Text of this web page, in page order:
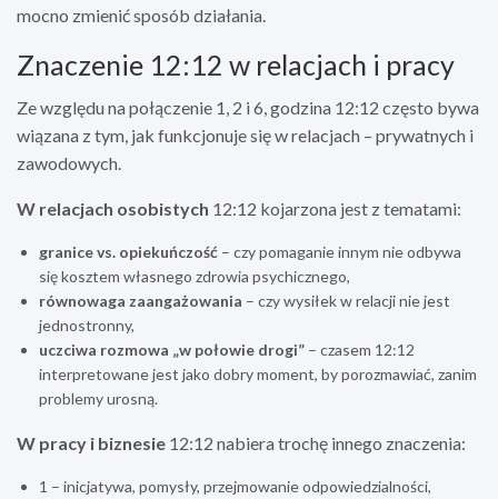
mocno zmienić sposób działania.
Znaczenie 12:12 w relacjach i pracy
Ze względu na połączenie 1, 2 i 6, godzina 12:12 często bywa
wiązana z tym, jak funkcjonuje się w relacjach – prywatnych i
zawodowych.
W relacjach osobistych 12:12 kojarzona jest z tematami:
granice vs. opiekuńczość – czy pomaganie innym nie odbywa
się kosztem własnego zdrowia psychicznego,
równowaga zaangażowania – czy wysiłek w relacji nie jest
jednostronny,
uczciwa rozmowa „w połowie drogi” – czasem 12:12
interpretowane jest jako dobry moment, by porozmawiać, zanim
problemy urosną.
W pracy i biznesie 12:12 nabiera trochę innego znaczenia:
1 – inicjatywa, pomysły, przejmowanie odpowiedzialności,